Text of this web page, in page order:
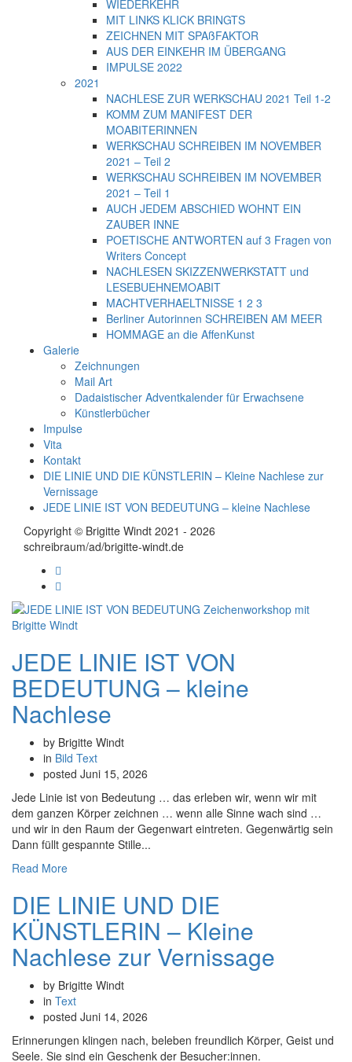
WIEDERKEHR
MIT LINKS KLICK BRINGTS
ZEICHNEN MIT SPAßFAKTOR
AUS DER EINKEHR IM ÜBERGANG
IMPULSE 2022
2021
NACHLESE ZUR WERKSCHAU 2021 Teil 1-2
KOMM ZUM MANIFEST DER
MOABITERINNEN
WERKSCHAU SCHREIBEN IM NOVEMBER
2021 – Teil 2
WERKSCHAU SCHREIBEN IM NOVEMBER
2021 – Teil 1
AUCH JEDEM ABSCHIED WOHNT EIN
ZAUBER INNE
POETISCHE ANTWORTEN auf 3 Fragen von
Writers Concept
NACHLESEN SKIZZENWERKSTATT und
LESEBUEHNEMOABIT
MACHTVERHAELTNISSE 1 2 3
Berliner Autorinnen SCHREIBEN AM MEER
HOMMAGE an die AffenKunst
Galerie
Zeichnungen
Mail Art
Dadaistischer Adventkalender für Erwachsene
Künstlerbücher
Impulse
Vita
Kontakt
DIE LINIE UND DIE KÜNSTLERIN – Kleine Nachlese zur
Vernissage
JEDE LINIE IST VON BEDEUTUNG – kleine Nachlese
Copyright © Brigitte Windt 2021 - 2026
schreibraum/ad/brigitte-windt.de
JEDE LINIE IST VON
BEDEUTUNG – kleine
Nachlese
by Brigitte Windt
in Bild Text
posted Juni 15, 2026
Jede Linie ist von Bedeutung … das erleben wir, wenn wir mit
dem ganzen Körper zeichnen … wenn alle Sinne wach sind …
und wir in den Raum der Gegenwart eintreten. Gegenwärtig sein
Dann füllt gespannte Stille...
Read More
DIE LINIE UND DIE
KÜNSTLERIN – Kleine
Nachlese zur Vernissage
by Brigitte Windt
in Text
posted Juni 14, 2026
Erinnerungen klingen nach, beleben freundlich Körper, Geist und
Seele. Sie sind ein Geschenk der Besucher:innen.